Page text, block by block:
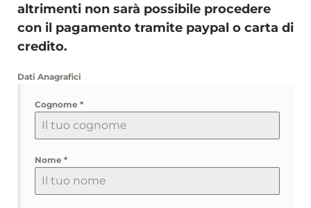
altrimenti non sarà possibile procedere
con il pagamento tramite paypal o carta di
credito.
Dati Anagrafici
Cognome *
Nome *